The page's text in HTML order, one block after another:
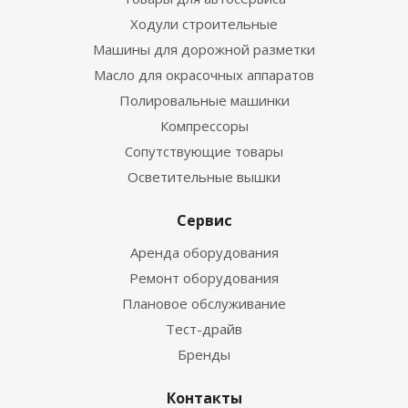
Ходули строительные
Машины для дорожной разметки
Масло для окрасочных аппаратов
Полировальные машинки
Компрессоры
Сопутствующие товары
Осветительные вышки
Сервис
Аренда оборудования
Ремонт оборудования
Плановое обслуживание
Тест-драйв
Бренды
Контакты